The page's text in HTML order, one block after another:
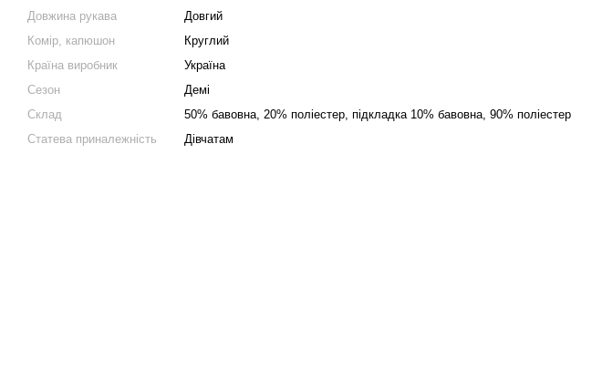
Довжина рукава
Довгий
Комір, капюшон
Круглий
Країна виробник
Україна
Сезон
Демі
Склад
50% бавовна, 20% полiестер, підкладка 10% бавовна, 90% поліестер
Статева приналежність
Дівчатам